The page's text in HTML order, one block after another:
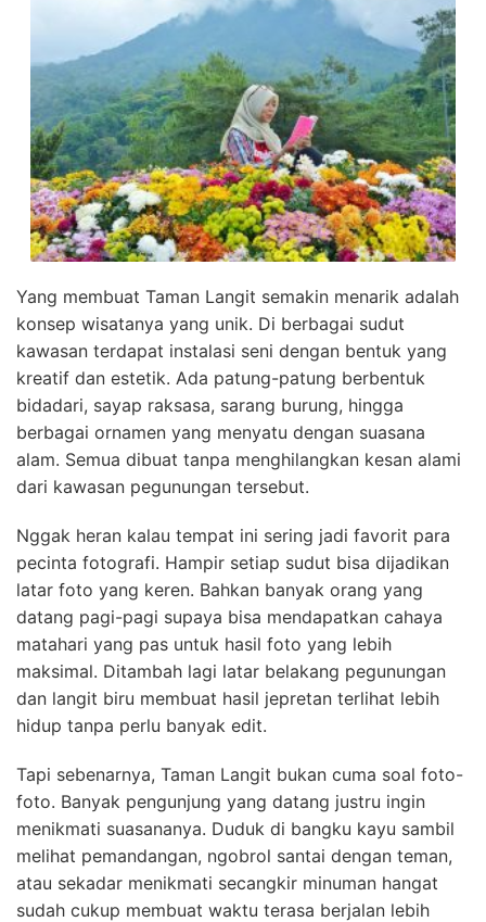
Yang membuat Taman Langit semakin menarik adalah
konsep wisatanya yang unik. Di berbagai sudut
kawasan terdapat instalasi seni dengan bentuk yang
kreatif dan estetik. Ada patung-patung berbentuk
bidadari, sayap raksasa, sarang burung, hingga
berbagai ornamen yang menyatu dengan suasana
alam. Semua dibuat tanpa menghilangkan kesan alami
dari kawasan pegunungan tersebut.
Nggak heran kalau tempat ini sering jadi favorit para
pecinta fotografi. Hampir setiap sudut bisa dijadikan
latar foto yang keren. Bahkan banyak orang yang
datang pagi-pagi supaya bisa mendapatkan cahaya
matahari yang pas untuk hasil foto yang lebih
maksimal. Ditambah lagi latar belakang pegunungan
dan langit biru membuat hasil jepretan terlihat lebih
hidup tanpa perlu banyak edit.
Tapi sebenarnya, Taman Langit bukan cuma soal foto-
foto. Banyak pengunjung yang datang justru ingin
menikmati suasananya. Duduk di bangku kayu sambil
melihat pemandangan, ngobrol santai dengan teman,
atau sekadar menikmati secangkir minuman hangat
sudah cukup membuat waktu terasa berjalan lebih